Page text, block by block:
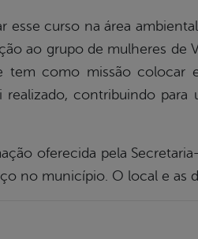
esse curso na área
ao grupo de mulheres de
tem como missão colocar
contribuindo para
oferecida pela
no município. O local e as